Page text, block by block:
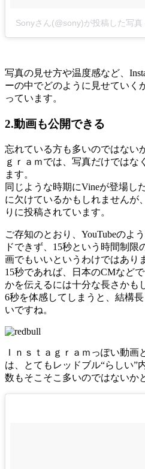
Sonyさん(@sony)が投稿した写真
写真の見せ方や温度感など、
ーの中でどのように見せていく
っています。
2.動画も公開できる
忘れている方も多いのではない
ｇｒａｍでは、写真だけではな
ます。
同じような時期にVineが登場し
に欠けているかもしれませんが
りに投稿されています。
ご存知のとおり、YouTubeのよ
ドできず、15秒という時間制
画でもいいというわけではあり
15秒であれば、日本のCMなど
かを伝えるには十分な長さかも
6秒を体感してしまうと、結構
いですね。
Ｉｎｓｔａｇｒａｍっぽい動画
は、とてもレッドブル“らしい”
数もそこそこ多いのではないか